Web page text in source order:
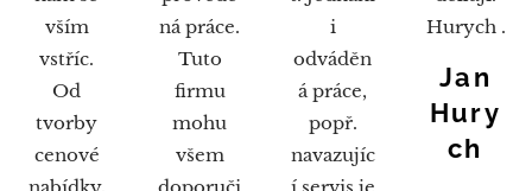
vším
vstříc.
Od
tvorby
cenové
ná práce.
Tuto
firmu
mohu
všem
i
odváděn
á práce,
popř.
navazujíc
Hurych .
Jan
Hury
ch